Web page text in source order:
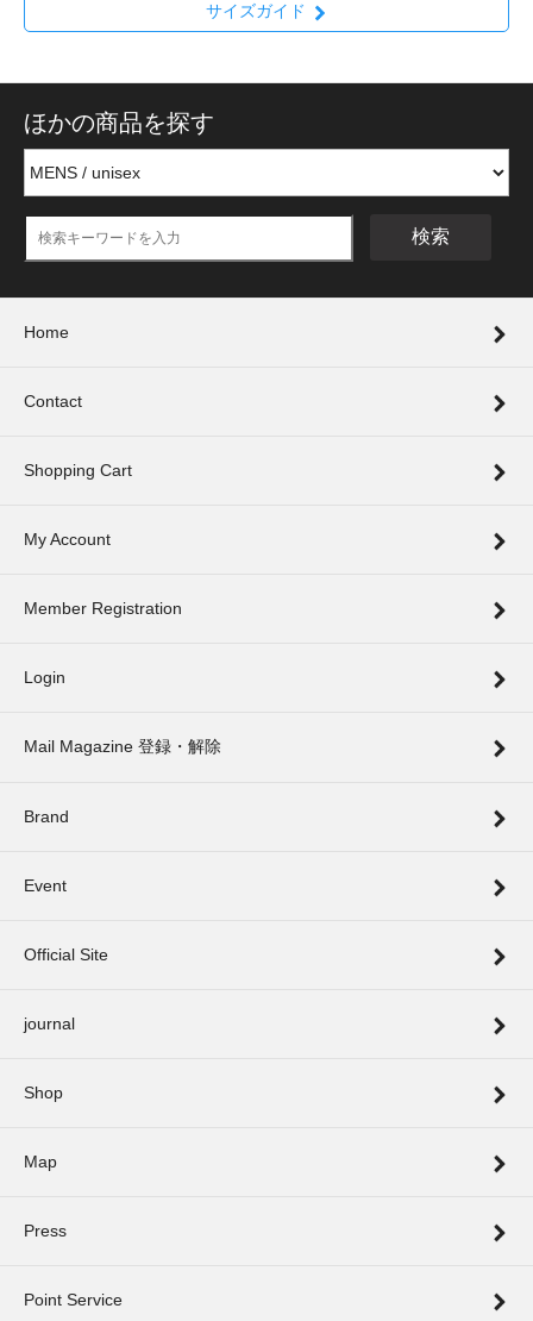
サイズガイド
ほかの商品を探す
検索
Home
Contact
Shopping Cart
My Account
Member Registration
Login
Mail Magazine 登録・解除
Brand
Event
Official Site
journal
Shop
Map
Press
Point Service